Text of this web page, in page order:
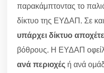
παρακάμπτοντας το
δίκτυο της ΕΥΔΑΠ. Σε
υπάρχει δίκτυο
βόθρους. Η ΕΥΔΑΠ
ανά περιοχές ή ανά